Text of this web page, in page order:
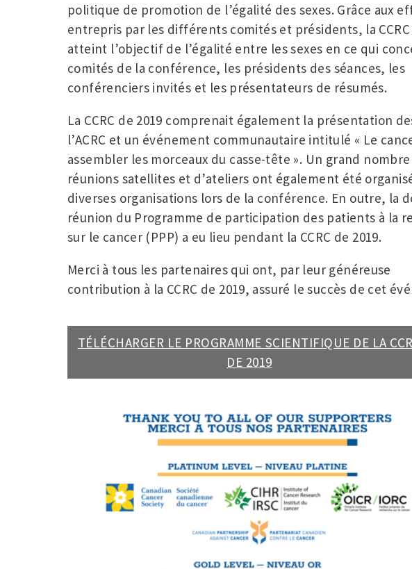
politique de promotion de l’égalité des sexes. Grâce aux
entrepris par les différents comités et présidents, la CCRC
atteint l’objectif de l’égalité entre les sexes en ce qui
comités de la conférence, les présidents des séances, les
conférenciers invités et les présentateurs de résumés.
La CCRC de 2019 comprenait également la présentation
l’ACRC et un événement communautaire intitulé « Le
assembler les morceaux du casse-tête ». Un grand
réunions satellites et d’ateliers ont également été
diverses organisations lors de la conférence. En outre, la
réunion du Programme de participation des patients à la
sur le cancer (PPP) a eu lieu pendant la CCRC de 2019.
Merci à tous les partenaires qui ont, par leur généreuse
contribution à la CCRC de 2019, assuré le succès de cet
TÉLÉCHARGER LE PROGRAMME SCIENTIFIQUE DE LA
DE 2019